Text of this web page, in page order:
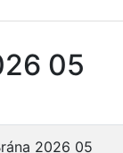
05
2026 05